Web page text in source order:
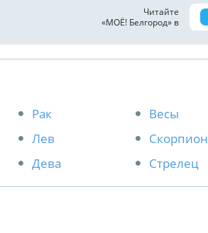
Читайте
«МОЁ! Белгород» в
Рак
Лев
Дева
Весы
Скорпион
Стрелец